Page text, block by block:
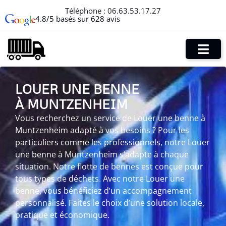
Téléphone : 06.63.53.17.27
4.8/5 basés sur 628 avis
LOUER UNE BENNE
À MUNTZENHEIM
Vous recherchez un service de Louer une benne à
Muntzenheim adapté à vos besoins ? Pour les
particuliers comme les professionnels, notre Louer
une benne à Muntzenheim s’adapte à chaque
situation. Notre flotte de bennes est conçue pour
tous types de déchets. Avec notre Louer une
benne, vous bénéficiez d’un accompagnement
personnalisé. Faites le choix d’une solution locale,
pratique et économique.